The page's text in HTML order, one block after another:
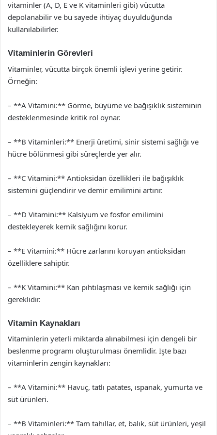
vitaminler (A, D, E ve K vitaminleri gibi) vücutta
depolanabilir ve bu sayede ihtiyaç duyulduğunda
kullanılabilirler.
Vitaminlerin Görevleri
Vitaminler, vücutta birçok önemli işlevi yerine getirir.
Örneğin:
– **A Vitamini:** Görme, büyüme ve bağışıklık sisteminin
desteklenmesinde kritik rol oynar.
– **B Vitaminleri:** Enerji üretimi, sinir sistemi sağlığı ve
hücre bölünmesi gibi süreçlerde yer alır.
– **C Vitamini:** Antioksidan özellikleri ile bağışıklık
sistemini güçlendirir ve demir emilimini artırır.
– **D Vitamini:** Kalsiyum ve fosfor emilimini
destekleyerek kemik sağlığını korur.
– **E Vitamini:** Hücre zarlarını koruyan antioksidan
özelliklere sahiptir.
– **K Vitamini:** Kan pıhtılaşması ve kemik sağlığı için
gereklidir.
Vitamin Kaynakları
Vitaminlerin yeterli miktarda alınabilmesi için dengeli bir
beslenme programı oluşturulması önemlidir. İşte bazı
vitaminlerin zengin kaynakları:
– **A Vitamini:** Havuç, tatlı patates, ıspanak, yumurta ve
süt ürünleri.
– **B Vitaminleri:** Tam tahıllar, et, balık, süt ürünleri, yeşil